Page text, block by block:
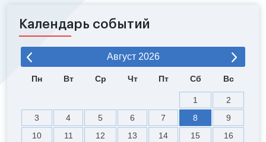
Календарь событий
Август 2026
Пн Вт Ср Чт Пт Сб Вс
1
2
3
4 5 6 7 8
9
10
11 12 13 14 15
16